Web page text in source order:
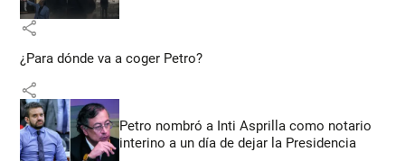
share
¿Para dónde va a coger Petro?
share
Petro nombró a Inti Asprilla como notario
interino a un día de dejar la Presidencia